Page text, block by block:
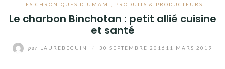
LES CHRONIQUES D'UMAMI PRODUITS & PRODUCTEURS
Le charbon Binchotan : petit allié cuisine
et santé
par LAUREBEGUIN 30 SEPTEMBRE 2016 11 MARS 2019